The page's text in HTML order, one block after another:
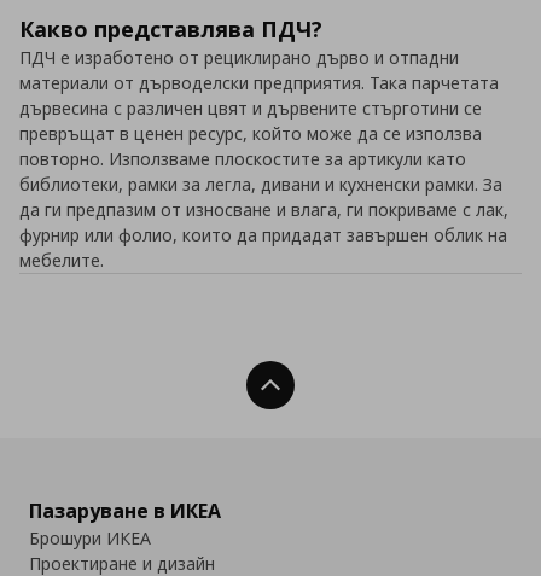
Какво представлява ПДЧ?
ПДЧ е изработенo от рециклирано дърво и отпадни
материали от дърводелски предприятия. Така парчетата
дървесина с различен цвят и дървените стърготини се
превръщат в ценен ресурс, който може да се използва
повторно. Използваме плоскостите за артикули като
библиотеки, рамки за легла, дивани и кухненски рамки. За
да ги предпазим от износване и влага, ги покриваме с лак,
фурнир или фолио, които да придадат завършен облик на
мебелите.
Нагоре
Пазаруване в ИКЕА
Брошури ИКЕА
Проектиране и дизайн